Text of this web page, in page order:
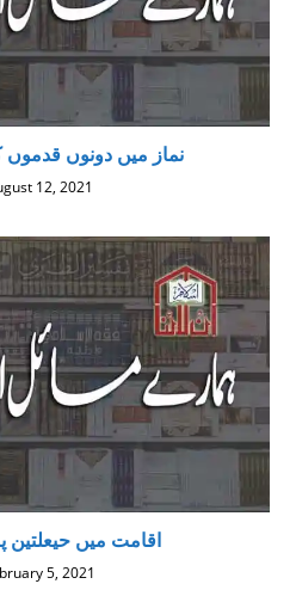
نماز میں دونوں
12, 2021
اقامت میں حیعلتین
5, 2021